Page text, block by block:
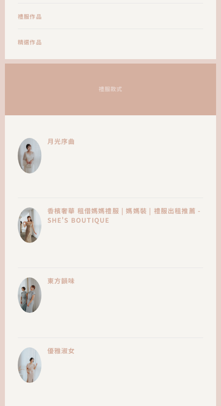
禮服作品
精選作品
禮服款式
月光序曲
香檳奢華 租借媽媽禮服 | 媽媽裝 | 禮服出租推薦 -
SHE'S BOUTIQUE
東方韻味
優雅淑女